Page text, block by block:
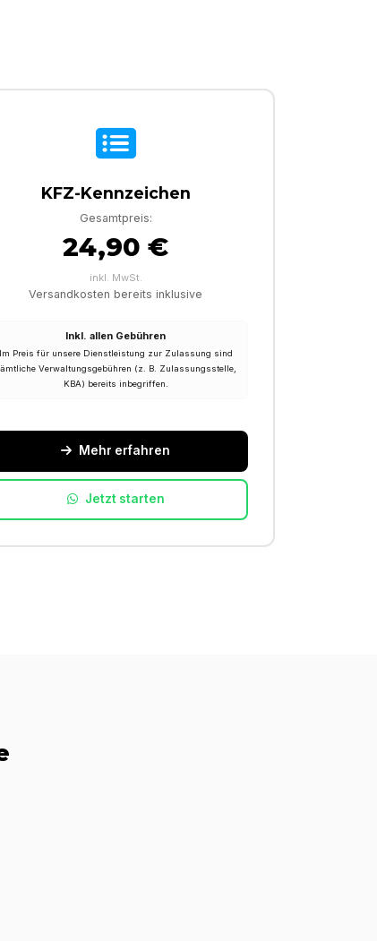
KFZ-Kennzeichen
Gesamtpreis:
24,90 €
inkl. MwSt.
Versandkosten bereits inklusive
Inkl. allen Gebühren
Im Preis für unsere Dienstleistung zur Zulassung sind
Verwaltungsgebühren (z. B. Zulassungsstelle,
KBA) bereits inbegriffen.
Mehr erfahren
Jetzt starten